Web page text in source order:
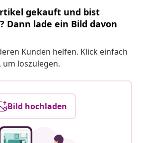
gekauft und bist
Dann lade ein Bild davon
Kunden helfen. Klick einfach
loszulegen.
Bild hochladen